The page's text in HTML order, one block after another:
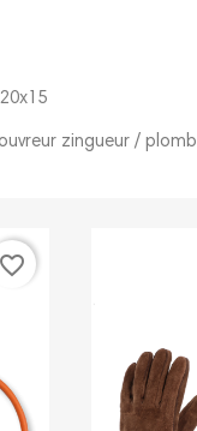
zingueur /
favorite_border